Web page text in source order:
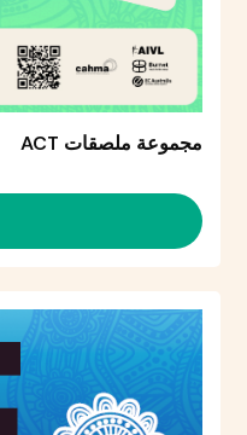
مجموعة ملصقات ACT